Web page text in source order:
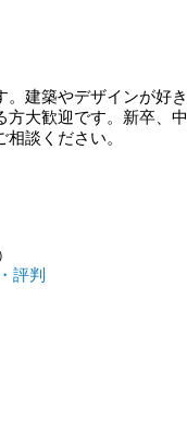
。建築やデザインが好
方大歓迎です。新卒、
談ください。
評判